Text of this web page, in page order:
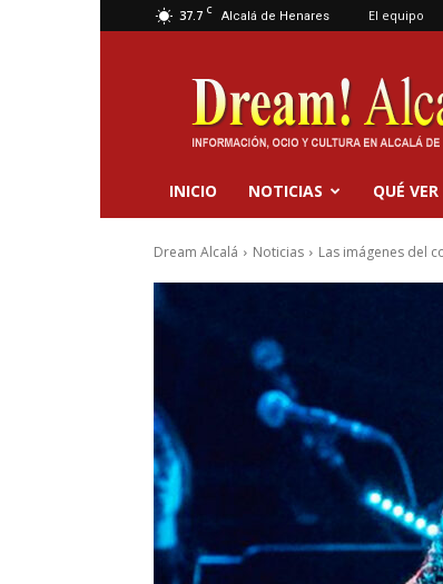
37.7 C Alcalá de Henares El equipo
Dream
Alcalá
INICIO NOTICIAS QUÉ VER
Dream Alcalá Noticias Las imágenes del